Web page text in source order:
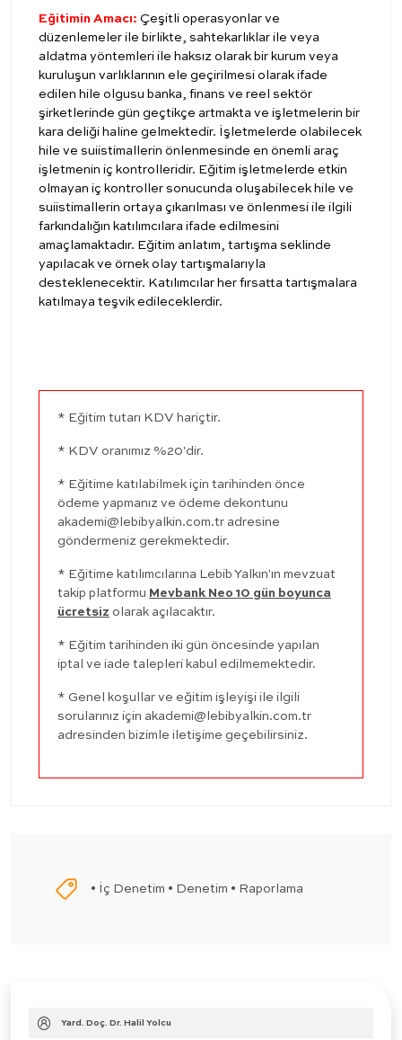
Eğitimin Amacı: Çeşitli operasyonlar ve
düzenlemeler ile birlikte, sahtekarlıklar ile veya
aldatma yöntemleri ile haksız olarak bir kurum veya
kuruluşun varlıklarının ele geçirilmesi olarak ifade
edilen hile olgusu banka, finans ve reel sektör
şirketlerinde gün geçtikçe artmakta ve işletmelerin bir
kara deliği haline gelmektedir. İşletmelerde olabilecek
hile ve suiistimallerin önlenmesinde en önemli araç
işletmenin iç kontrolleridir. Eğitim işletmelerde etkin
olmayan iç kontroller sonucunda oluşabilecek hile ve
suiistimallerin ortaya çıkarılması ve önlenmesi ile ilgili
farkındalığın katılımcılara ifade edilmesini
amaçlamaktadır. Eğitim anlatım, tartışma seklinde
yapılacak ve örnek olay tartışmalarıyla
desteklenecektir. Katılımcılar her fırsatta tartışmalara
katılmaya teşvik edileceklerdir.
* Eğitim tutarı KDV hariçtir.
* KDV oranımız %20'dir.
* Eğitime katılabilmek için tarihinden önce
ödeme yapmanız ve ödeme dekontunu
akademi@lebibyalkin.com.tr adresine
göndermeniz gerekmektedir.
* Eğitime katılımcılarına Lebib Yalkın'ın mevzuat
takip platformu Mevbank Neo 10 gün boyunca
ücretsiz olarak açılacaktır.
* Eğitim tarihinden iki gün öncesinde yapılan
iptal ve iade talepleri kabul edilmemektedir.
* Genel koşullar ve eğitim işleyişi ile ilgili
sorularınız için akademi@lebibyalkin.com.tr
adresinden bizimle iletişime geçebilirsiniz.
• İç Denetim • Denetim • Raporlama
Yard. Doç. Dr. Halil Yolcu